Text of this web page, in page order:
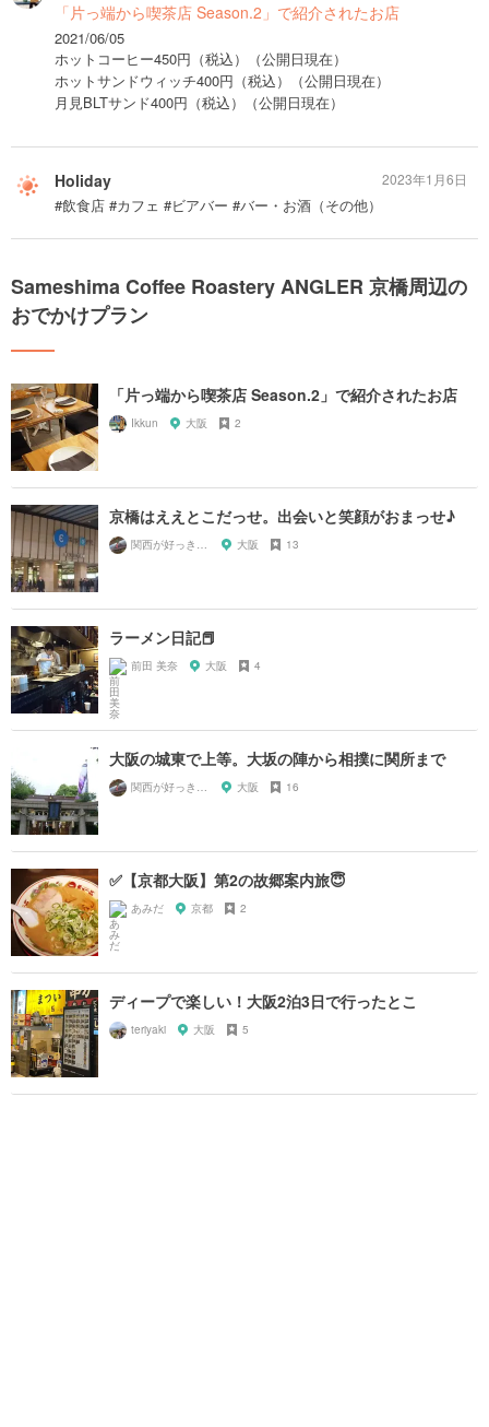
「片っ端から喫茶店 Season.2」で紹介されたお店
2021/06/05
ホットコーヒー450円（税込）（公開日現在）
ホットサンドウィッチ400円（税込）（公開日現在）
月見BLTサンド400円（税込）（公開日現在）
Holiday
#飲食店 #カフェ #ビアバー #バー・お酒（その他）
2023年1月6日
Sameshima Coffee Roastery ANGLER 京橋周辺の
おでかけプラン
「片っ端から喫茶店 Season.2」で紹介されたお店
Ikkun 大阪 2
京橋はええとこだっせ。出会いと笑顔がおまっせ♪
大阪 13
ラーメン日記📕
前田 美奈 大阪 4
大阪の城東で上等。大坂の陣から相撲に関所まで
大阪 16
✅【京都大阪】第2の故郷案内旅😇
あみだ 京都 2
ディープで楽しい！大阪2泊3日で行ったとこ
teriyaki 大阪 5